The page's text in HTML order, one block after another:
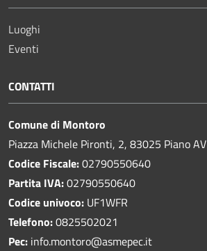
Luoghi
Eventi
CONTATTI
Comune di Montoro
Piazza Michele Pironti, 2, 83025 Piano AV
Codice Fiscale:02790550640
Partita IVA:02790550640
Codice univoco: UF1WFR
Telefono:0825502021
Pec: info.montoro@asmepec.it